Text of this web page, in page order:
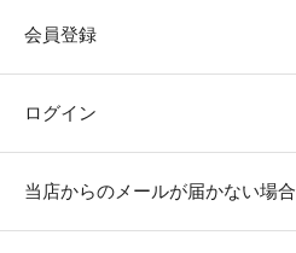
会員登録
ログイン
当店からのメールが届かない場合